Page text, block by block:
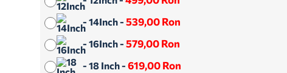
- 14Inch- 539,00Ron
- 16Inch- 579,00Ron
- 18 Inch- 619,00Ron